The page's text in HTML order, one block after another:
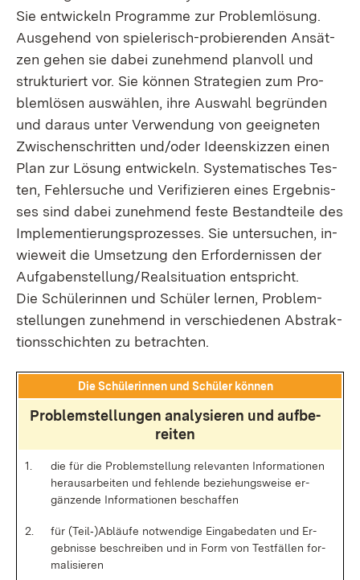
Sie ent­wi­ckeln Pro­gram­me zur Pro­blem­lö­sung.
Aus­ge­hend von spie­le­risch-pro­bie­ren­den An­sät­
zen ge­hen sie da­bei zu­neh­mend plan­voll und
struk­tu­riert vor. Sie kön­nen Stra­te­gi­en zum Pro­
blem­lö­sen aus­wäh­len, ih­re Aus­wahl be­grün­den
und dar­aus un­ter Ver­wen­dung von ge­eig­ne­ten
Zwi­schen­schrit­ten un­d/o­der Ide­en­skiz­zen ei­nen
Plan zur Lö­sung ent­wi­ckeln. Sys­te­ma­ti­sches Tes­
ten, Feh­ler­su­che und Ve­ri­fi­zie­ren ei­nes Er­geb­nis­
ses sind da­bei zu­neh­mend fes­te Be­stand­tei­le des
Im­ple­men­tie­rungs­pro­zes­ses. Sie un­ter­su­chen, in­
wie­weit die Um­set­zung den Er­for­der­nis­sen der
Auf­ga­ben­stel­lun­g/Re­al­si­tua­ti­on ent­spricht.
Die Schü­le­rin­nen und Schü­ler ler­nen, Pro­blem­
stel­lun­gen zu­neh­mend in ver­schie­de­nen Abs­trak­
ti­ons­schich­ten zu be­trach­ten.
Die Schü­le­rin­nen und Schü­ler kön­nen
Pro­blem­stel­lun­gen ana­ly­sie­ren und auf­be­
rei­ten
1.
die für die Pro­blem­stel­lung re­le­van­ten In­for­ma­tio­nen
her­aus­ar­bei­ten und feh­len­de be­zie­hungs­wei­se er­
gän­zen­de In­for­ma­tio­nen be­schaf­fen
2.
für (Teil‑)Ab­läu­fe not­wen­di­ge Ein­ga­be­da­ten und Er­
geb­nis­se be­schrei­ben und in Form von Test­fäl­len for­
ma­li­sie­ren